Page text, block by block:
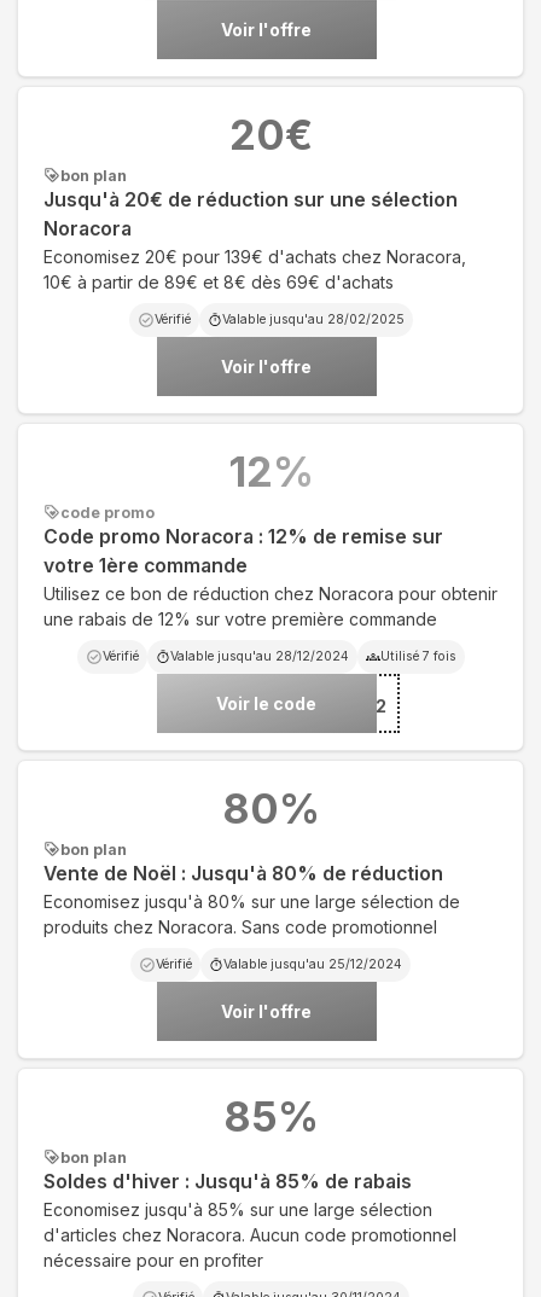
Voir l'offre
bon plan
Jusqu'à 20€ de réduction sur une sélection
Noracora
Economisez 20€ pour 139€ d'achats chez Noracora,
10€ à partir de 89€ et 8€ dès 69€ d'achats
Vérifié Valable jusqu'au 28/02/2025
Voir l'offre
20€
code promo
Code promo Noracora : 12% de remise sur
votre 1ère commande
Utilisez ce bon de réduction chez Noracora pour obtenir
une rabais de 12% sur votre première commande
Vérifié Valable jusqu'au 28/12/2024 Utilisé 7 fois
Voir le code ***12
12%
bon plan
Vente de Noël : Jusqu'à 80% de réduction
Economisez jusqu'à 80% sur une large sélection de
produits chez Noracora. Sans code promotionnel
Vérifié Valable jusqu'au 25/12/2024
Voir l'offre
80%
bon plan
Soldes d'hiver : Jusqu'à 85% de rabais
Economisez jusqu'à 85% sur une large sélection
d'articles chez Noracora. Aucun code promotionnel
nécessaire pour en profiter
85%